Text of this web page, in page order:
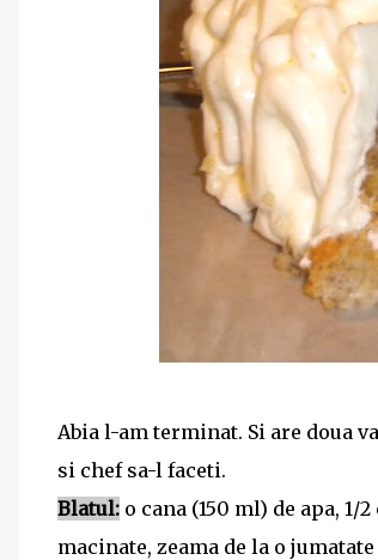
Abia l-am terminat. Si are doua
si chef sa-l faceti.
Blatul: o cana (150 ml) de apa, 1/
macinate, zeama de la o